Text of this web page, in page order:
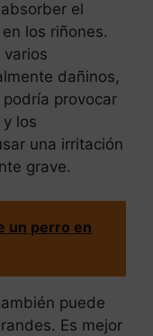
el
los riñones.
dañinos,
provocar
los
una irritación
grave.
un perro en
puede
Es mejor